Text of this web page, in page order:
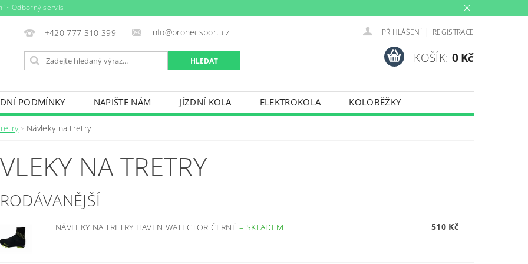
• Odborný servis
+420 777 310 399 info@bronecsport.cz PŘIHLÁŠENÍ | REGISTRACE
KOŠÍK: 0 Kč
PODMÍNKY NAPIŠTE NÁM JÍZDNÍ KOLA ELEKTROKOLA
KOLOBĚŽKY
DOPLŇKY TRETRY
BAZÉNY VÝPRODEJ PŮJČOVNÍ ŘÁD
Návleky na tretry
NA TRETRY
NÁVLEKY NA TRETRY HAVEN WATECTOR ČERNÉ– SKLADEM 510 Kč